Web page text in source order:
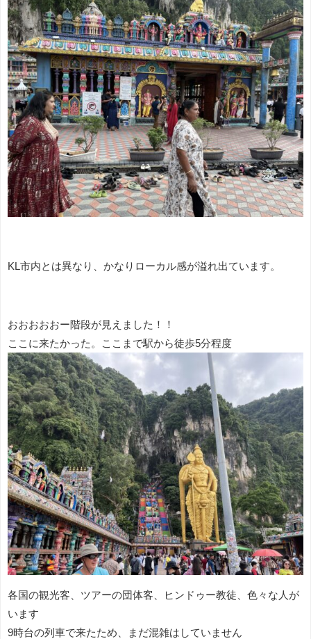
KL市内とは異なり、かなりローカル感が溢れ出ています。
おおおおおー階段が見えました！！
ここに来たかった。ここまで駅から徒歩5分程度
各国の観光客、ツアーの団体客、ヒンドゥー教徒、色々な人が
います
9時台の列車で来たため、まだ混雑はしていません